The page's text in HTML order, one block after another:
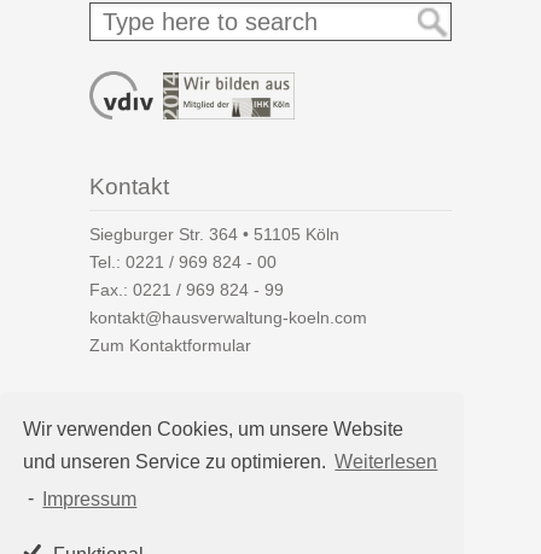
Wir verwenden Cookies, um unsere Website
und unseren Service zu optimieren. Weiterlesen
-
Impressum
Kontakt
Siegburger Str. 364 • 51105 Köln
Tel.: 0221 / 969 824 - 00
Fax.: 0221 / 969 824 - 99
kontakt@hausverwaltung-koeln.com
Zum Kontaktformular
Auf einen Blick
Hausverwaltung Köln
Immobilienverwaltung Köln